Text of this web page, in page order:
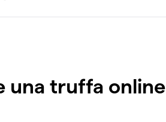
una truffa online